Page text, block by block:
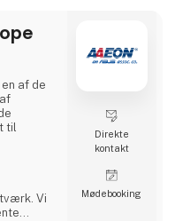
af ​​de
til
Vi
Direkte
kontakt
Møde­booking